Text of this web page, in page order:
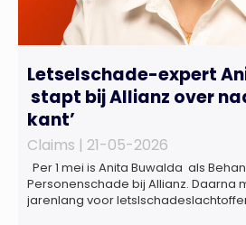
Letselschade-expert
stapt bij Allianz over
kant’
Claims | 21-05-2026
Per 1 mei is Anita Buwalda als
Personenschade bij Allianz. Daarna
jarenlang voor